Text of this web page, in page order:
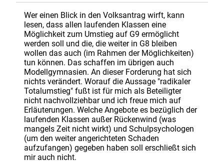
Wer einen Blick in den Volksantrag wirft, kann
lesen, dass allen laufenden Klassen eine
Möglichkeit zum Umstieg auf G9 ermöglicht
werden soll und die, die weiter in G8 bleiben
wollen das auch (im Rahmen der Möglichkeiten)
tun können. Das schaffen im übrigen auch
Modellgymnasien. An dieser Forderung hat sich
nichts verändert. Worauf die Aussage "radikaler
Totalumstieg" fußt ist für mich als Beteiligter
nicht nachvollziehbar und ich freue mich auf
Erläuterungen. Welche Angebote es bezüglich der
laufenden Klassen außer Rückenwind (was
mangels Zeit nicht wirkt) und Schulpsychologen
(um den weiter angerichteten Schaden
aufzufangen) gegeben haben soll erschließt sich
mir auch nicht.